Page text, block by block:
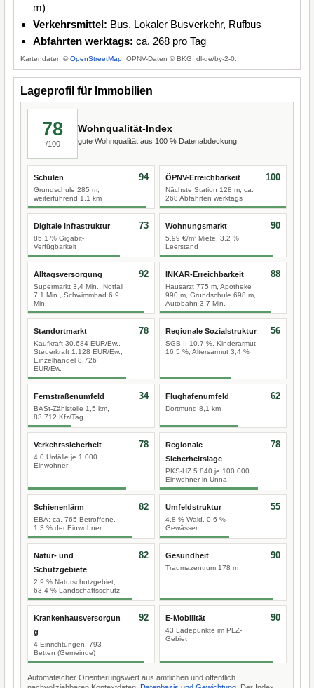
m)
Verkehrsmittel: Bus, Lokaler Busverkehr, Rufbus
Abfahrten werktags: ca. 268 pro Tag
Kartendaten ©OpenStreetMap , ÖPNV-Daten © BKG, dl-de/by-2-0.
Lageprofil für Immobilien
78
/100
Wohnqualität-Index
gute Wohnqualität aus 100 % Datenabdeckung.
Schulen
Grundschule 285 m,
weiterführend 1,1 km
94 ÖPNV-Erreichbarkeit
Nächste Station 128 m, ca.
268 Abfahrten werktags
100
Digitale Infrastruktur
85,1 % Gigabit-
Verfügbarkeit
73 Wohnungsmarkt
5,99 €/m² Miete, 3,2 %
Leerstand
90
Alltagsversorgung
Supermarkt 3,4 Min., Notfall
7,1 Min., Schwimmbad 6,9
Min.
92 INKAR-Erreichbarkeit
Hausarzt 775 m, Apotheke
990 m, Grundschule 698 m,
Autobahn 3,7 Min.
88
Standortmarkt
Kaufkraft 30.684 EUR/Ew.,
Steuerkraft 1.128 EUR/Ew.,
Einzelhandel 8.726
EUR/Ew.
78 Regionale Sozialstruktur
SGB II 10,7 %, Kinderarmut
16,5 %, Altersarmut 3,4 %
56
Fernstraßenumfeld
BASt-Zählstelle 1,5 km,
83.712 Kfz/Tag
34 Flughafenumfeld
Dortmund 8,1 km
62
Verkehrssicherheit
4,0 Unfälle je 1.000
Einwohner
78
Regionale
Sicherheitslage
PKS-HZ 5.840 je 100.000
Einwohner in Unna
78
Schienenlärm
EBA: ca. 765 Betroffene,
1,3 % der Einwohner
82 Umfeldstruktur
4,8 % Wald, 0,6 %
Gewässer
55
Natur- und
Schutzgebiete
2,9 % Naturschutzgebiet,
63,4 % Landschaftsschutz
82 Gesundheit
Traumazentrum 178 m
90
Krankenhausversorgun
g
4 Einrichtungen, 793
Betten (Gemeinde)
92 E-Mobilität
43 Ladepunkte im PLZ-
Gebiet
90
Automatischer Orientierungswert aus amtlichen und öffentlich